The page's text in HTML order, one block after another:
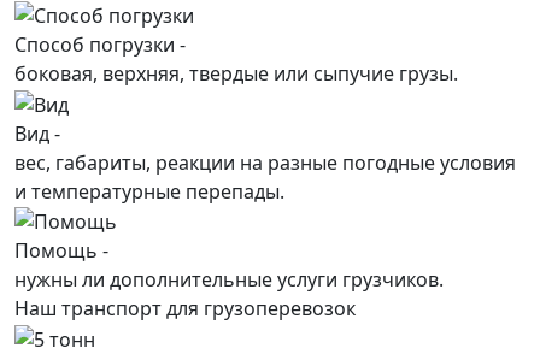
Способ погрузки -
боковая, верхняя, твердые или сыпучие грузы.
Вид -
вес, габариты, реакции на разные погодные условия
и температурные перепады.
Помощь -
нужны ли дополнительные услуги грузчиков.
Наш транспорт для грузоперевозок